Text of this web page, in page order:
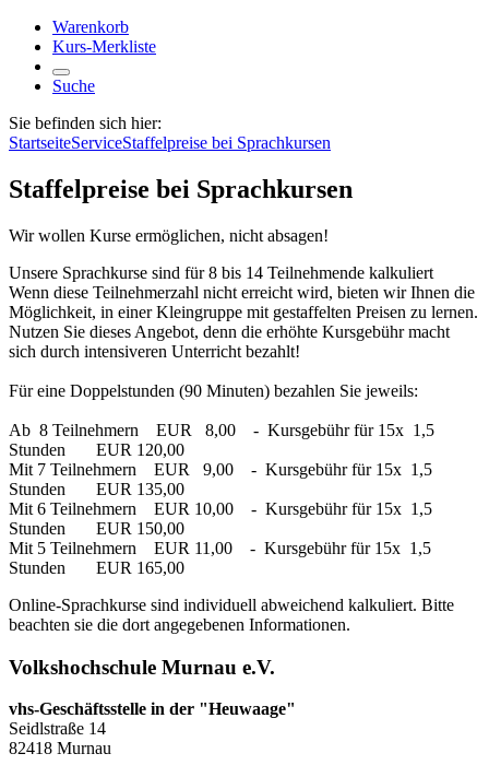
Warenkorb
Kurs-Merkliste
Suche
Sie befinden sich hier:
StartseiteServiceStaffelpreise bei Sprachkursen
Staffelpreise bei Sprachkursen
Wir wollen Kurse ermöglichen, nicht absagen!
Unsere Sprachkurse sind für 8 bis 14 Teilnehmende kalkuliert
Wenn diese Teilnehmerzahl nicht erreicht wird, bieten wir Ihnen die
Möglichkeit, in einer Kleingruppe mit gestaffelten Preisen zu lernen.
Nutzen Sie dieses Angebot, denn die erhöhte Kursgebühr macht
sich durch intensiveren Unterricht bezahlt!
Für eine Doppelstunden (90 Minuten) bezahlen Sie jeweils:
Ab 8 Teilnehmern EUR 8,00 - Kursgebühr für 15x 1,5
Stunden EUR 120,00
Mit 7 Teilnehmern EUR 9,00 - Kursgebühr für 15x 1,5
Stunden EUR 135,00
Mit 6 Teilnehmern EUR 10,00 - Kursgebühr für 15x 1,5
Stunden EUR 150,00
Mit 5 Teilnehmern EUR 11,00 - Kursgebühr für 15x 1,5
Stunden EUR 165,00
Online-Sprachkurse sind individuell abweichend kalkuliert. Bitte
beachten sie die dort angegebenen Informationen.
Volkshochschule Murnau e.V.
vhs-Geschäftsstelle in der "Heuwaage"
Seidlstraße 14
82418 Murnau